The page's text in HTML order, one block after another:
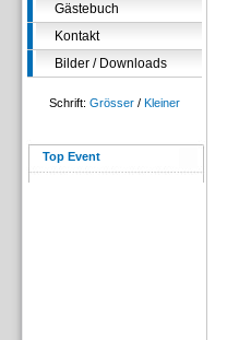
Gästebuch
Kontakt
Bilder / Downloads
Schrift: Grösser / Kleiner
Top Event